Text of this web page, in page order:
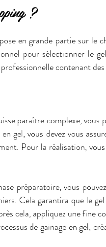
?
en grande partie sur le
pour sélectionner le
contenant
paraître complexe, vous
gel, vous devez vous
Pour la réalisation,
préparatoire, vous
Cela garantira que le
cela, appliquez une fine
de gainage en gel,